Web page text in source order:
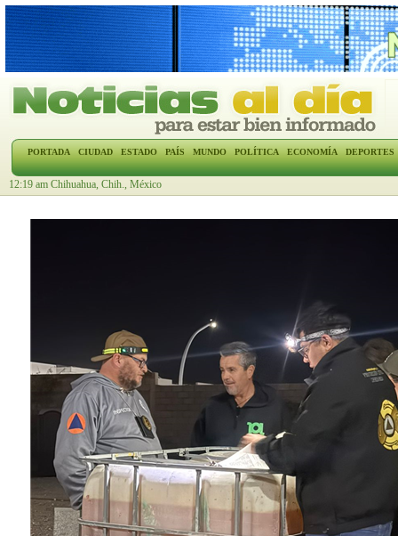
PORTADA CIUDAD ESTADO PAÍS MUNDO POLÍTICA ECONOMÍA DEPORTES
12:19 am Chihuahua, Chih., México